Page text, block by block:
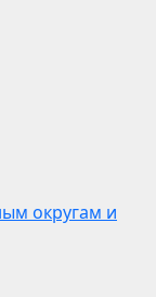
округам и